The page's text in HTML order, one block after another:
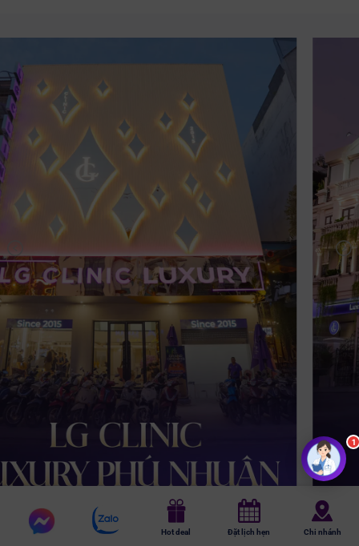
Chat
messenger
Chat
Hot deal Đặt lịch hẹn Chi nhánh
1